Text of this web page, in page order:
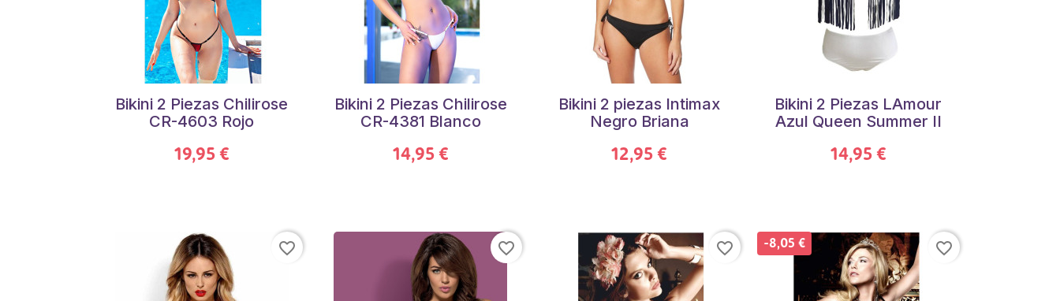
Bikini 2 Piezas Chilirose
CR-4603 Rojo
19,95 €
Bikini 2 Piezas Chilirose
CR-4381 Blanco
14,95 €
Bikini 2 piezas Intimax
Negro Briana
12,95 €
Bikini 2 Piezas LAmour
Azul Queen Summer II
14,95 €
favorite_border favorite_border favorite_border -8,05 € favorite_border